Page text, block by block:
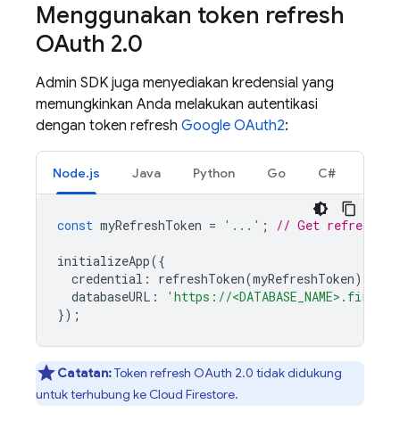
Menggunakan token refresh
OAuth 2.0
Admin SDK juga menyediakan kredensial yang
memungkinkan Anda melakukan autentikasi
dengan token refresh Google OAuth2:
Node.js Java Python Go C#
const myRefreshToken = '...' ; // Get refresh
initializeApp({
credential : refreshToken(myRefreshToken),
databaseURL :
'https://
});
Catatan:Token refresh OAuth 2.0 tidak didukung
untuk terhubung ke Cloud Firestore.